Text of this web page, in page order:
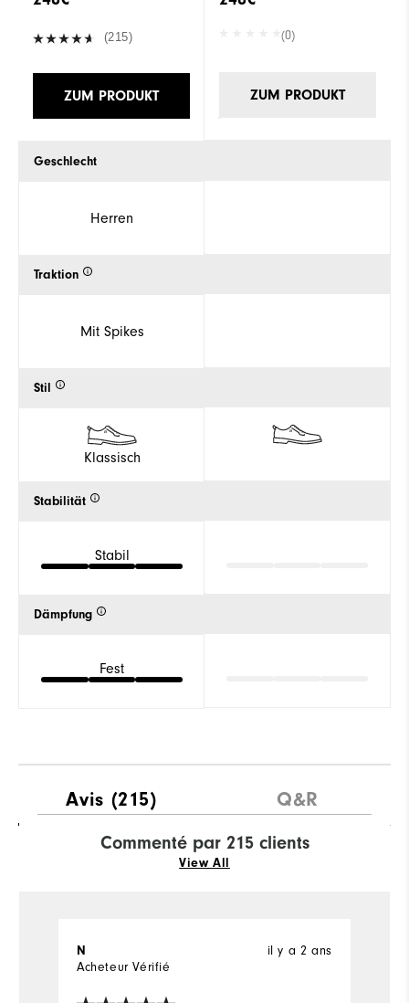
(215)
ZUM PRODUKT
Geschlecht
Herren
Traktion
Mit Spikes
Stil
Klassisch
Stabilität
Stabil
Dämpfung
Fest
(0)
ZUM PRODUKT
Avis (215) Q&R
Commenté par 215 clients
View All
il y a 2 ans
N
Acheteur Vérifié